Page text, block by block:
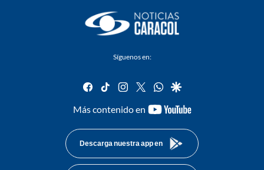
Síguenos en:
facebook
tiktok instagram
twitterwhatsapp
google
Más contenido en
youtube-
Descarga nuestra app en